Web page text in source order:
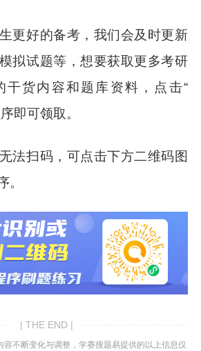
更好的备考， 我们会及时更新
拟试题等 ，想要获取更多考研
干货内容和题库资料，点击“
即可领取。
法扫码，可点击下方二维码图
。
| THE END |
不断变化与调整，学赛搜题易提供的以上信息仅